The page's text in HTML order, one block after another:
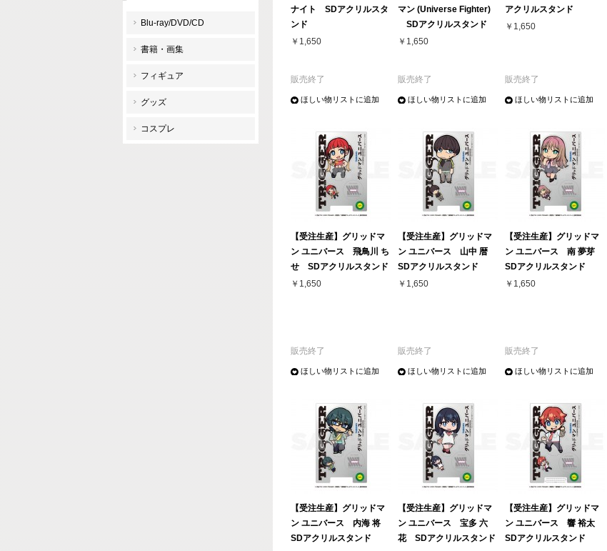
ナイト SDアクリルスタ
ンド
￥1,650
販売終了
ほしい物リストに追加
マン (Universe Fighter)
SDアクリルスタンド
￥1,650
販売終了
ほしい物リストに追加
アクリルスタンド
￥1,650
販売終了
ほしい物リストに追加
【受注生産】グリッドマ
ン ユニバース 飛鳥川 ち
せ SDアクリルスタンド
￥1,650
販売終了
ほしい物リストに追加
【受注生産】グリッドマ
ン ユニバース 山中 暦
SDアクリルスタンド
￥1,650
販売終了
ほしい物リストに追加
【受注生産】グリッドマ
ン ユニバース 南 夢芽
SDアクリルスタンド
￥1,650
販売終了
ほしい物リストに追加
【受注生産】グリッドマ
ン ユニバース 内海 将
SDアクリルスタンド
【受注生産】グリッドマ
ン ユニバース 宝多 六
花 SDアクリルスタンド
【受注生産】グリッドマ
ン ユニバース 響 裕太
SDアクリルスタンド
Blu-ray/DVD/CD
書籍・画集
フィギュア
グッズ
コスプレ